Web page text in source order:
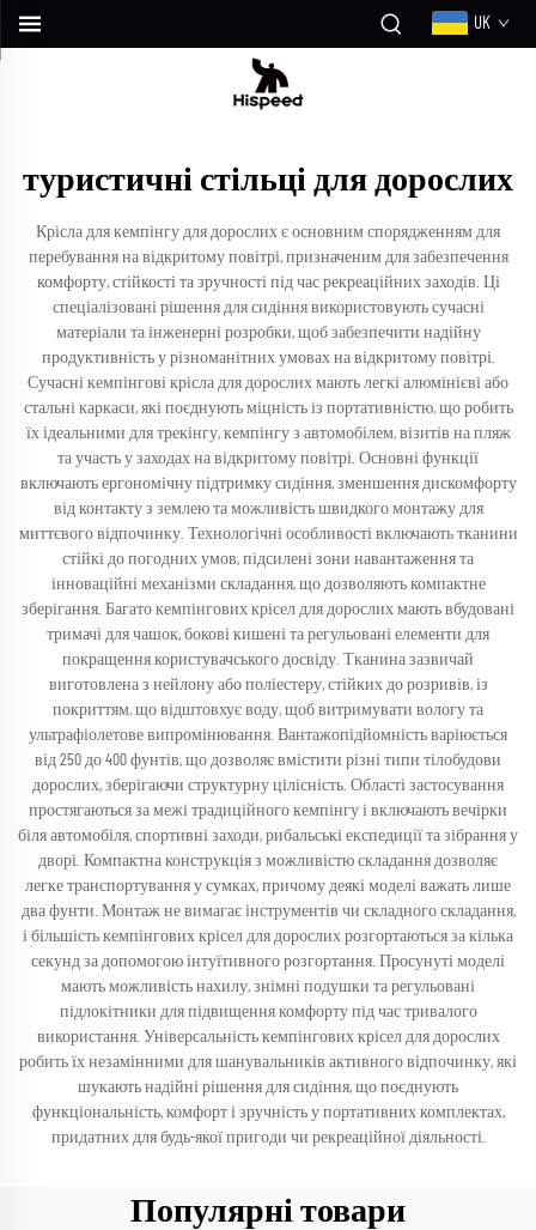
UK
туристичні стільці для дорослих
Крісла для кемпінгу для дорослих є основним спорядженням для
перебування на відкритому повітрі, призначеним для забезпечення
комфорту, стійкості та зручності під час рекреаційних заходів. Ці
спеціалізовані рішення для сидіння використовують сучасні
матеріали та інженерні розробки, щоб забезпечити надійну
продуктивність у різноманітних умовах на відкритому повітрі.
Сучасні кемпінгові крісла для дорослих мають легкі алюмінієві або
стальні каркаси, які поєднують міцність із портативністю, що робить
їх ідеальними для трекінгу, кемпінгу з автомобілем, візитів на пляж
та участь у заходах на відкритому повітрі. Основні функції
включають ергономічну підтримку сидіння, зменшення дискомфорту
від контакту з землею та можливість швидкого монтажу для
миттєвого відпочинку. Технологічні особливості включають тканини
стійкі до погодних умов, підсилені зони навантаження та
інноваційні механізми складання, що дозволяють компактне
зберігання. Багато кемпінгових крісел для дорослих мають вбудовані
тримачі для чашок, бокові кишені та регульовані елементи для
покращення користувачського досвіду. Тканина зазвичай
виготовлена з нейлону або поліестеру, стійких до розривів, із
покриттям, що відштовхує воду, щоб витримувати вологу та
ультрафіолетове випромінювання. Вантажопідйомність варіюється
від 250 до 400 фунтів, що дозволяє вмістити різні типи тілобудови
дорослих, зберігаючи структурну цілісність. Області застосування
простягаються за межі традиційного кемпінгу і включають вечірки
біля автомобіля, спортивні заходи, рибальські експедиції та зібрання у
дворі. Компактна конструкція з можливістю складання дозволяє
легке транспортування у сумках, причому деякі моделі важать лише
два фунти. Монтаж не вимагає інструментів чи складного складання,
і більшість кемпінгових крісел для дорослих розгортаються за кілька
секунд за допомогою інтуїтивного розгортання. Просунуті моделі
мають можливість нахилу, знімні подушки та регульовані
підлокітники для підвищення комфорту під час тривалого
використання. Універсальність кемпінгових крісел для дорослих
робить їх незамінними для шанувальників активного відпочинку, які
шукають надійні рішення для сидіння, що поєднують
функціональність, комфорт і зручність у портативних комплектах,
придатних для будь-якої пригоди чи рекреаційної діяльності.
Популярні товари